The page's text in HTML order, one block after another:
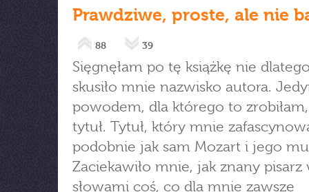
Prawdziwe, proste, ale nie
88 39
Sięgnęłam po tę książkę nie
skusiło mnie nazwisko autora.
powodem, dla którego to
tytuł. Tytuł, który mnie
podobnie jak sam Mozart i jego
Zaciekawiło mnie, jak znany pisarz
słowami coś, co dla mnie zawsze